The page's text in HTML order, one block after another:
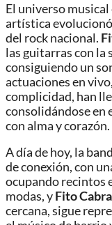
El universo
artística evolucionó
del rock nacional.
las guitarras con la
consiguiendo un
actuaciones en
complicidad, han
consolidándose en
con alma y corazón.
A día de hoy, la
de conexión, con
ocupando recintos
modas, yFito
cercana, sigue